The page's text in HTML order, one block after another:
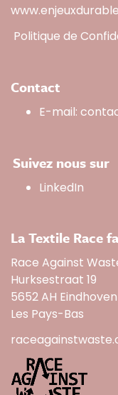
Politique de
Contact
E-mail:
Suivez nous sur
LinkedIn
La Textile Race
Race Against
Hurksestraat 19
5652 AH Eindhoven
Les Pays-Bas